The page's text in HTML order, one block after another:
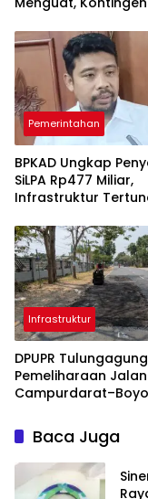
Seleksi
Pemerintahan
BPKAD Ungkap
SiLPA Rp477 Miliar,
Infrastruktur
Infrastruktur
DPUPR
Pemeliharaan Jalan
Diperbaiki
Baca Juga